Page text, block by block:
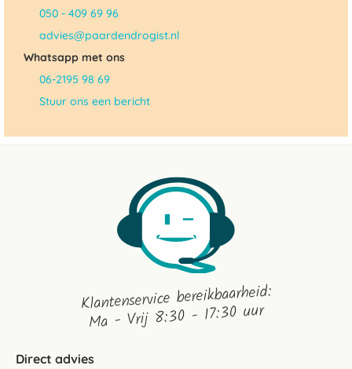
050 - 409 69 96
advies@paardendrogist.nl
Whatsapp met ons
06-2195 98 69
Stuur ons een bericht
Klantenservice bereikbaarheid:
Ma - Vrij 8:30 - 17:30 uur
Direct advies